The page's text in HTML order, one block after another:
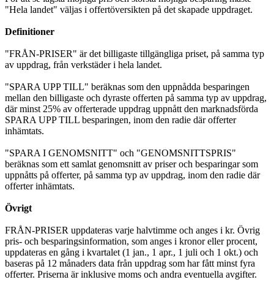
"Hela landet" väljas i offertöversikten på det skapade uppdraget.
Definitioner
"FRÅN-PRISER" är det billigaste tillgängliga priset, på samma typ
av uppdrag, från verkstäder i hela landet.
"SPARA UPP TILL" beräknas som den uppnådda besparingen
mellan den billigaste och dyraste offerten på samma typ av uppdrag,
där minst 25% av offerterade uppdrag uppnått den marknadsförda
SPARA UPP TILL besparingen, inom den radie där offerter
inhämtats.
"SPARA I GENOMSNITT" och "GENOMSNITTSPRIS"
beräknas som ett samlat genomsnitt av priser och besparingar som
uppnåtts på offerter, på samma typ av uppdrag, inom den radie där
offerter inhämtats.
Övrigt
FRÅN-PRISER uppdateras varje halvtimme och anges i kr. Övrig
pris- och besparingsinformation, som anges i kronor eller procent,
uppdateras en gång i kvartalet (1 jan., 1 apr., 1 juli och 1 okt.) och
baseras på 12 månaders data från uppdrag som har fått minst fyra
offerter. Priserna är inklusive moms och andra eventuella avgifter.